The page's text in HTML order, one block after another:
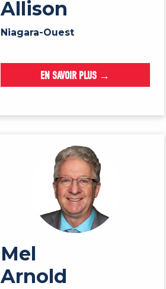
Allison
Niagara-Ouest
EN SAVOIR PLUS →
Mel
Arnold